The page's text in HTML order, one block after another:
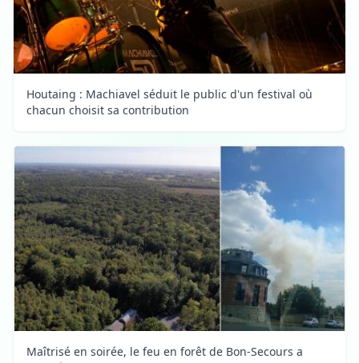
Houtaing : Machiavel séduit le public d'un festival où
chacun choisit sa contribution
Maîtrisé en soirée, le feu en forêt de Bon-Secours a